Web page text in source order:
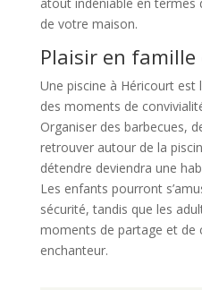
de votre maison.
Plaisir en
Une piscine à Héricourt
des moments de
Organiser des barbecues,
retrouver autour de la
détendre deviendra une
Les enfants pourront
sécurité, tandis que les
moments de partage et de
enchanteur.